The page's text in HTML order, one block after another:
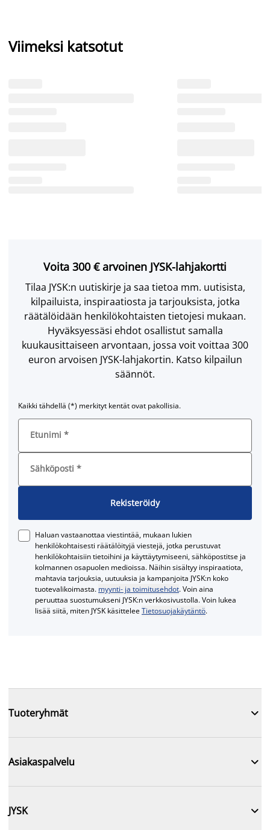
Viimeksi katsotut
Voita 300 € arvoinen JYSK-lahjakortti
Tilaa JYSK:n uutiskirje ja saa tietoa mm. uutisista,
kilpailuista, inspiraatiosta ja tarjouksista, jotka
räätälöidään henkilökohtaisten tietojesi mukaan.
Hyväksyessäsi ehdot osallistut samalla
kuukausittaiseen arvontaan, jossa voit voittaa 300
euron arvoisen JYSK-lahjakortin. Katso kilpailun
säännöt.
Kaikki tähdellä (*) merkityt kentät ovat pakollisia.
Etunimi *
Sähköposti *
Rekisteröidy
Haluan vastaanottaa viestintää, mukaan lukien
henkilökohtaisesti räätälöityjä viestejä, jotka perustuvat
henkilökohtaisiin tietoihini ja käyttäytymiseeni, sähköpostitse ja
kolmannen osapuolen medioissa. Näihin sisältyy inspiraatiota,
mahtavia tarjouksia, uutuuksia ja kampanjoita JYSK:n koko
tuotevalikoimasta. myynti- ja toimitusehdot. Voin aina
peruuttaa suostumukseni JYSK:n verkkosivustolla. Voin lukea
lisää siitä, miten JYSK käsitteleeTietosuojakäytäntö.
Tuoteryhmät 
Asiakaspalvelu 
JYSK 